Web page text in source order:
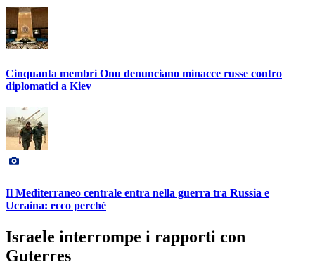
Cinquanta membri Onu denunciano minacce russe contro
diplomatici a Kiev
Il Mediterraneo centrale entra nella guerra tra Russia e
Ucraina: ecco perché
Israele interrompe i rapporti con
Guterres